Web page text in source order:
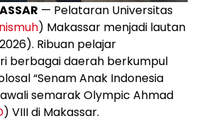
— Pelataran Universitas
) Makassar menjadi lautan
Ribuan pelajar
berbagai daerah berkumpul
“Senam Anak Indonesia
semarak Olympic Ahmad
) VIII di Makassar.